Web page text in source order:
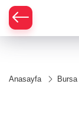
Anasayfa Bursa